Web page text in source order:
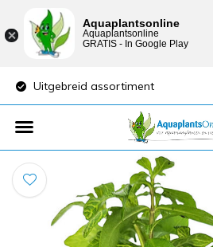
Uitgebreid assortiment
Aquaplantsonline
Aquaplantsonline
GRATIS - In Google Play